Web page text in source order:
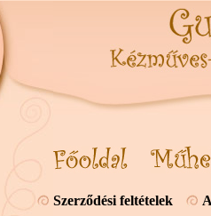
Szerződési feltételek